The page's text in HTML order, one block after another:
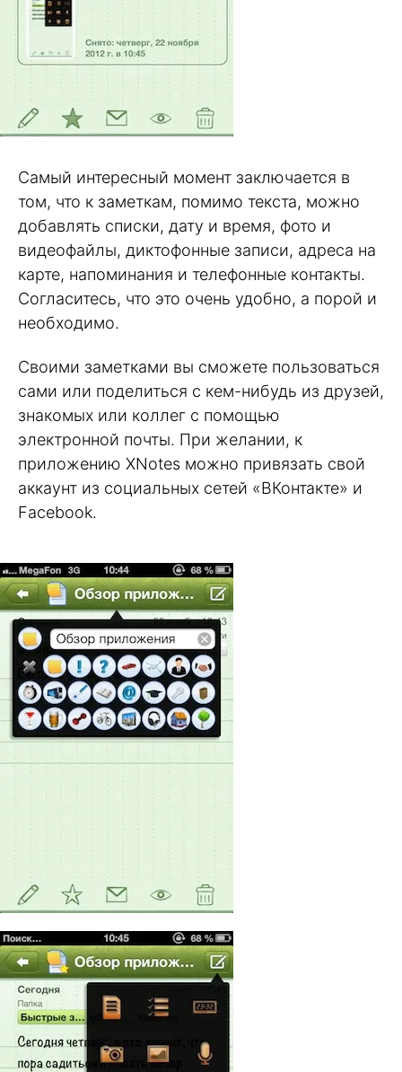
Самый интересный момент заключается в
том, что к заметкам, помимо текста, можно
добавлять списки, дату и время, фото и
видеофайлы, диктофонные записи, адреса на
карте, напоминания и телефонные контакты.
Согласитесь, что это очень удобно, а порой и
необходимо.
Своими заметками вы сможете пользоваться
сами или поделиться с кем-нибудь из друзей,
знакомых или коллег с помощью
электронной почты. При желании, к
приложению XNotes можно привязать свой
аккаунт из социальных сетей «ВКонтакте» и
Facebook.